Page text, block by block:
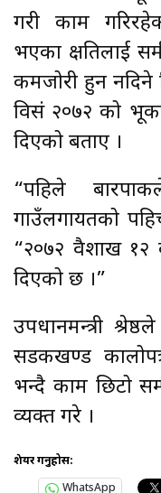
गरी काम
भएका क्षतिलाई
कमजोरी हुन नदिने
विसं २०७२ को
दिएको बताए ।
“पहिले
गाउँलगायतको
“२०७२ वैशाख
दिएको छ ।”
उपप्रधानमन्त्री
सडकखण्ड
भन्दै काम छिटो
व्यक्त गरे ।
शेयर गर्नुहोस:
WhatsApp